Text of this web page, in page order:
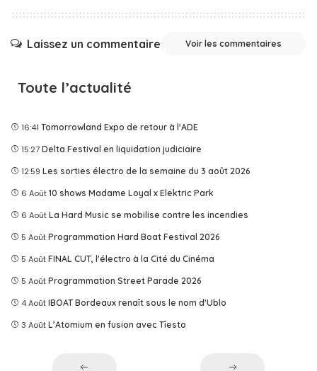
Laissez un commentaire Voir les commentaires
Toute l’actualité
16:41 Tomorrowland Expo de retour à l'ADE
15:27 Delta Festival en liquidation judiciaire
12:59 Les sorties électro de la semaine du 3 août 2026
6 Août 10 shows Madame Loyal x Elektric Park
6 Août La Hard Music se mobilise contre les incendies
5 Août Programmation Hard Boat Festival 2026
5 Août FINAL CUT, l'électro à la Cité du Cinéma
5 Août Programmation Street Parade 2026
4 Août IBOAT Bordeaux renaît sous le nom d'Ublo
3 Août L’Atomium en fusion avec Tîesto